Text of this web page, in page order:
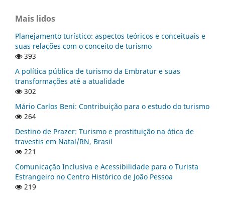
Mais lidos
Planejamento turístico: aspectos teóricos e conceituais e
suas relações com o conceito de turismo
393
A política pública de turismo da Embratur e suas
transformações até a atualidade
302
Mário Carlos Beni: Contribuição para o estudo do turismo
264
Destino de Prazer: Turismo e prostituição na ótica de
travestis em Natal/RN, Brasil
221
Comunicação Inclusiva e Acessibilidade para o Turista
Estrangeiro no Centro Histórico de João Pessoa
219